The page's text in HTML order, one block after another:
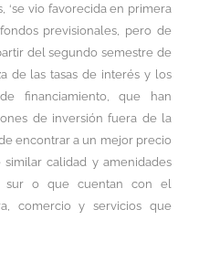
‘se vio favorecida en primera
previsionales, pero de
del segundo semestre de
de las tasas de interés y los
financiamiento, que han
de inversión fuera de la
encontrar a un mejor precio
calidad y amenidades
sur o que cuentan con el
comercio y servicios que